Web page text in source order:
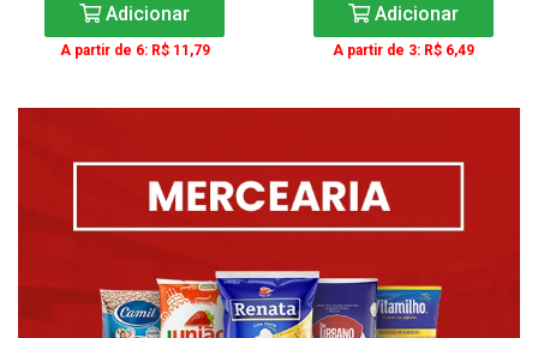
Adicionar
A partir de 6: R$ 11,79
Adicionar
A partir de 3: R$ 6,49